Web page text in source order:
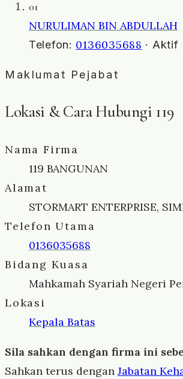
01
NURULIMAN BIN ABDULLAH
Telefon: 0136035688 · Aktif
Maklumat Pejabat
Lokasi & Cara Hubungi 119
Nama Firma
119 BANGUNAN
Alamat
STORMART ENTERPRISE,
Telefon Utama
0136035688
Bidang Kuasa
Mahkamah Syariah Negeri
Lokasi
Kepala Batas
Sila sahkan dengan firma ini
Sahkan terus dengan Jabatan